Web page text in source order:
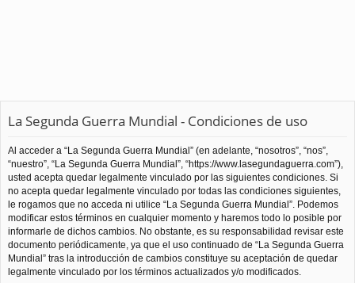
La Segunda Guerra Mundial - Condiciones de uso
Al acceder a “La Segunda Guerra Mundial” (en adelante, “nosotros”, “nos”,
“nuestro”, “La Segunda Guerra Mundial”, “https://www.lasegundaguerra.com”),
usted acepta quedar legalmente vinculado por las siguientes condiciones. Si
no acepta quedar legalmente vinculado por todas las condiciones siguientes,
le rogamos que no acceda ni utilice “La Segunda Guerra Mundial”. Podemos
modificar estos términos en cualquier momento y haremos todo lo posible por
informarle de dichos cambios. No obstante, es su responsabilidad revisar este
documento periódicamente, ya que el uso continuado de “La Segunda Guerra
Mundial” tras la introducción de cambios constituye su aceptación de quedar
legalmente vinculado por los términos actualizados y/o modificados.